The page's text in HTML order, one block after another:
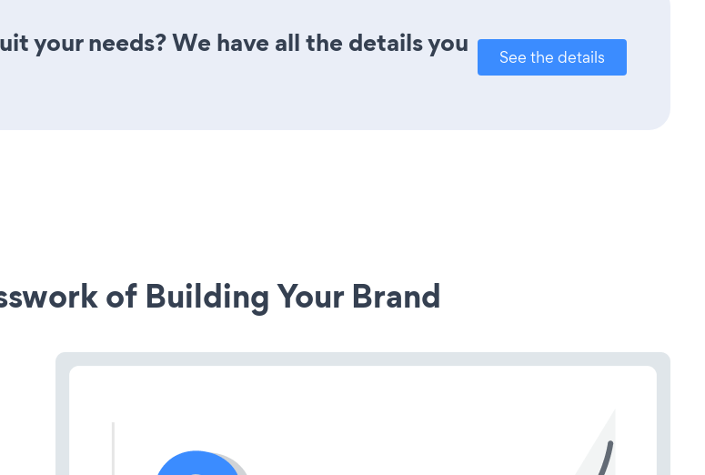
your needs? We have all the details you
See the details
of Building Your Brand